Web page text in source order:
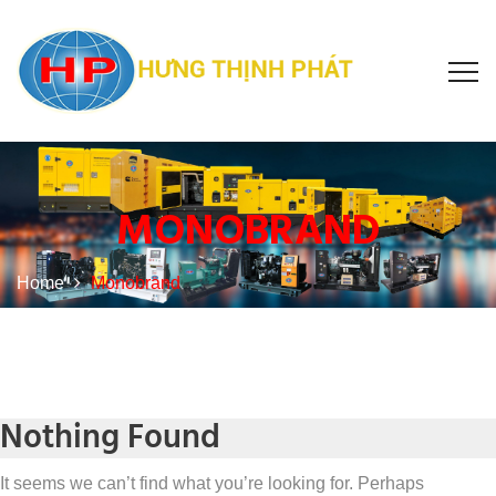
MONOBRAND
Home Monobrand
Nothing Found
It seems we can’t find what you’re looking for. Perhaps